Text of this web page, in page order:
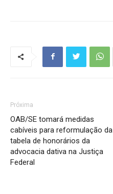
Próxima
OAB/SE tomará medidas
cabíveis para reformulação da
tabela de honorários da
advocacia dativa na Justiça
Federal